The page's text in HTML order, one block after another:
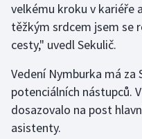
Rychlostní kanoistika
Short track
Sportovní střelba
Stolní tenis
velkému kroku v kariéře
těžkým srdcem jsem se
cesty," uvedl Sekulič.
Vedení Nymburka má
potenciálních nástupců.
dosazovalo na post
asistenty.